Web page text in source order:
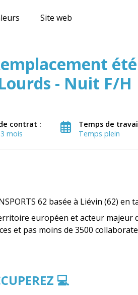
Site web
- Nuit F/H
contrat :
mois
Temps de
Temps plein
62 basée à Liévin (62) en
européen et acteur
et pas moins de 3500
💻